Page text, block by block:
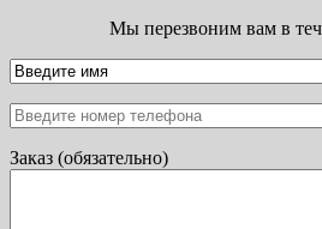
Мы перезвоним вам в
Заказ (обязательно)